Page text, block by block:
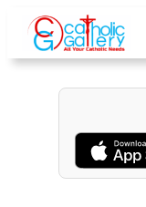
content